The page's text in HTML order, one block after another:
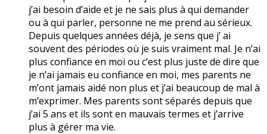
j’ai besoin d’aide et je ne sais plus à qui demander
ou à qui parler, personne ne me prend au sérieux.
Depuis quelques années déjà, je sens que j’ ai
souvent des périodes où je suis vraiment mal. Je n’ai
plus confiance en moi ou c’est plus juste de dire que
je n’ai jamais eu confiance en moi, mes parents ne
m’ont jamais aidé non plus et j’ai beaucoup de mal à
m’exprimer. Mes parents sont séparés depuis que
j’ai 5 ans et ils sont en mauvais termes et j’arrive
plus à gérer ma vie.